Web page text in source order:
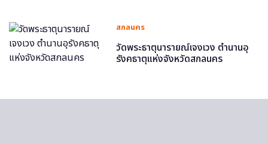
สกลนคร
วัดพระธาตุนารายณ์เจงเวง ตำนานอุ
รังคธาตุแห่งจังหวัดสกลนคร